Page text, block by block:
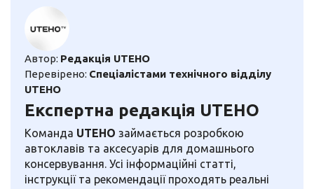
Автор: Редакція UTEHO
Перевірено: Спеціалістами технічного відділу
UTEHO
Експертна редакція UTEHO
Команда UTEHO займається розробкою
автоклавів та аксесуарів для домашнього
консервування. Усі інформаційні статті,
інструкції та рекомендації проходять реальні